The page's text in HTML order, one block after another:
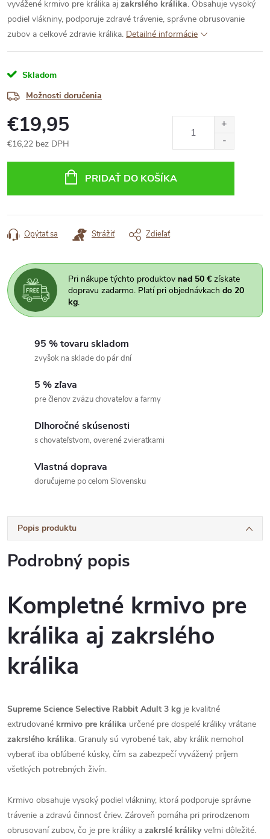
vyvážené krmivo pre králika aj zakrslého králika. Obsahuje vysoký
podiel vlákniny, podporuje zdravé trávenie, správne obrusovanie
zubov a celkové zdravie králika. Detailné informácie
Skladom
Možnosti doručenia
€19,95
€16,22 bez DPH
PRIDAŤ DO KOŠÍKA
Opýtať sa Strážiť Zdieľať
Pri nákupe týchto produktov nad 50 € získate
dopravu zadarmo. Platí pri objednávkach do 20
kg.
95 % tovaru skladom
zvyšok na sklade do pár dní
5 % zľava
pre členov zväzu chovateľov a farmy
Dlhoročné skúsenosti
s chovateľstvom, overené zvieratkami
Vlastná doprava
doručujeme po celom Slovensku
Popis produktu
Podrobný popis
Kompletné krmivo pre
králika aj zakrslého
králika
Supreme Science Selective Rabbit Adult 3 kg je kvalitné
extrudované krmivo pre králika určené pre dospelé králiky vrátane
zakrslého králika. Granuly sú vyrobené tak, aby králik nemohol
vyberať iba obľúbené kúsky, čím sa zabezpečí vyvážený príjem
všetkých potrebných živín.
Krmivo obsahuje vysoký podiel vlákniny, ktorá podporuje správne
trávenie a zdravú činnosť čriev. Zároveň pomáha pri prirodzenom
obrusovaní zubov, čo je pre králiky a zakrslé králikyveľmi dôležité.